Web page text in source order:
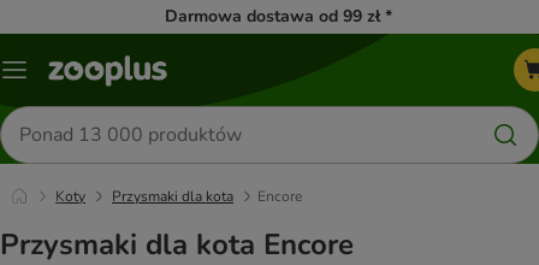
Darmowa dostawa od 99 zł *
Menu
Szukaj
produktów
Koty Przysmaki dla kota Encore
Przysmaki dla kota Encore